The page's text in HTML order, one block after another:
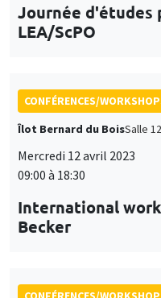
Journée d'études
LEA/ScPO
CONFÉRENCES/
Îlot Bernard du BoisSalle 12
Mercredi 12 avril 2023
09:00 à 18:30
International
Becker